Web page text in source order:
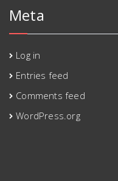
Meta
Log in
Entries feed
Comments feed
WordPress.org